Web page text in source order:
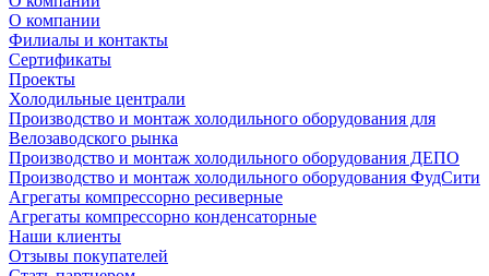
О компании
Филиалы и контакты
Сертификаты
Проекты
Холодильные централи
Производство и монтаж холодильного оборудования для
Велозаводского рынка
Производство и монтаж холодильного оборудования ДЕПО
Производство и монтаж холодильного оборудования ФудСити
Агрегаты компрессорно ресиверные
Агрегаты компрессорно конденсаторные
Наши клиенты
Отзывы покупателей